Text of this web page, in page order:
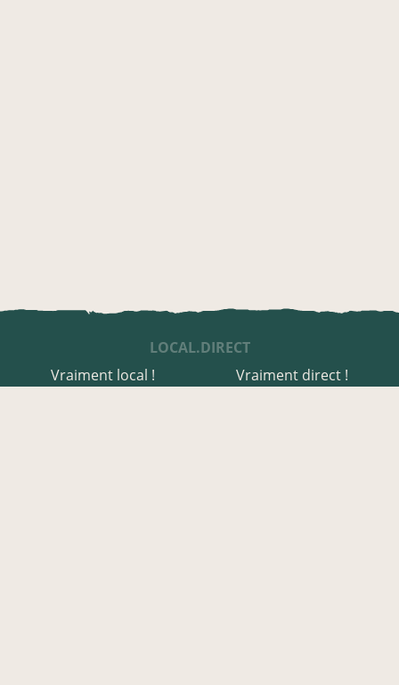
LOCAL.DIRECT
Vraiment local !
Vraiment direct !